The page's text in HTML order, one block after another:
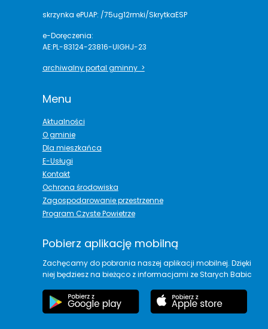
skrzynka ePUAP: /75ug12rmki/SkrytkaESP
e-Doręczenia:
AE:PL-83124-23816-UIGHJ-23
archiwalny portal gminny >
Menu
Aktualności
O gminie
Dla mieszkańca
E-Usługi
Kontakt
Ochrona środowiska
Zagospodarowanie przestrzenne
Program Czyste Powietrze
Pobierz aplikację mobilną
Zachęcamy do pobrania naszej aplikacji mobilnej. Dzięki
niej będziesz na bieżąco z informacjami ze Starych Babic